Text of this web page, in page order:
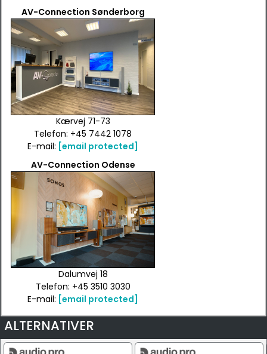
AV-Connection Sønderborg
Kærvej 71-73
Telefon: +45 7442 1078
E-mail: [email protected]
AV-Connection Odense
Dalumvej 18
Telefon: +45 3510 3030
E-mail: [email protected]
ALTERNATIVER